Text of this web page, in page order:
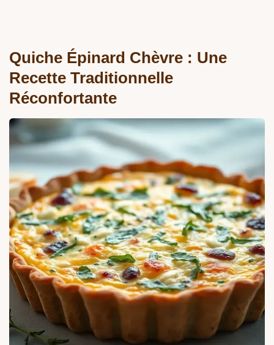
Quiche Épinard Chèvre : Une
Recette Traditionnelle
Réconfortante